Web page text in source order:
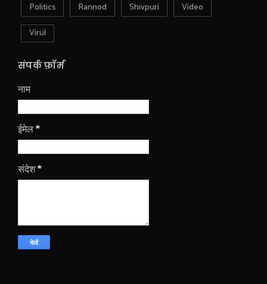
Politics
Rannod Shivpuri
Video
Virul
संपर्क फ़ॉर्म
नाम
ईमेल*
संदेश*